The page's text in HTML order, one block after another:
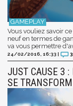
Vous vouliez savoir
neuf en termes de
va vous permettre
24/02/2016, 16:33 | 3
JUST CAUSE 3 :
SE